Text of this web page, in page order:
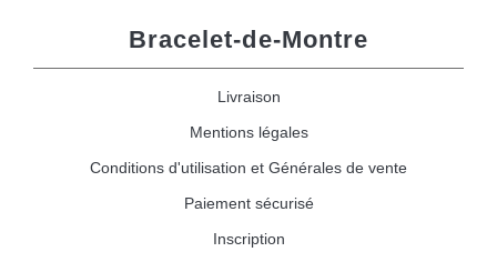
Bracelet-de-Montre
Livraison
Mentions légales
Conditions d'utilisation et Générales de vente
Paiement sécurisé
Inscription